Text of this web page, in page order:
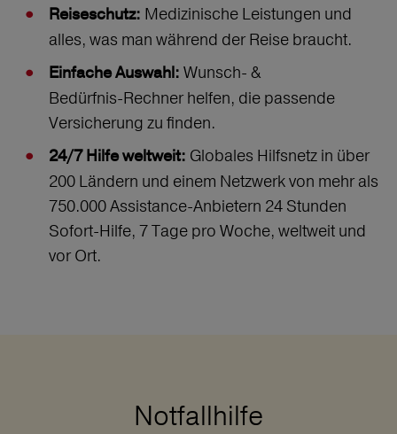
Reiseschutz: Medizinische Leistungen und
alles, was man während der Reise braucht.
Einfache Auswahl: Wunsch‑ &
Bedürfnis‑Rechner helfen, die passende
Versicherung zu finden.
24/7 Hilfe weltweit: Globales Hilfsnetz in über
200 Ländern und einem Netzwerk von mehr als
750.000 Assistance-Anbietern 24 Stunden
Sofort-Hilfe, 7 Tage pro Woche, weltweit und
vor Ort.
Notfallhilfe